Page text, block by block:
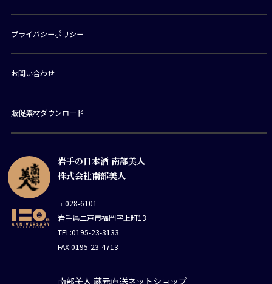
岩手の日本酒 南部美人
株式会社南部美人
〒028-6101
岩手県二戸市福岡字上町13
TEL:0195-23-3133
FAX:0195-23-4713
南部美人 蔵元直送ネットショップ
プライバシーポリシー
お問い合わせ
販促素材ダウンロード